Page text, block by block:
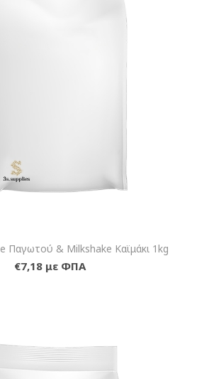
Παγωτού & Milkshake Καϊμάκι 1kg
€7,18 με ΦΠΑ